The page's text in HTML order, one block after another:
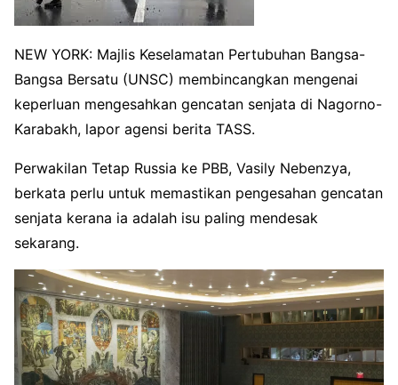
NEW YORK: Majlis Keselamatan Pertubuhan Bangsa-
Bangsa Bersatu (UNSC) membincangkan mengenai
keperluan mengesahkan gencatan senjata di Nagorno-
Karabakh, lapor agensi berita TASS.
Perwakilan Tetap Russia ke PBB, Vasily Nebenzya,
berkata perlu untuk memastikan pengesahan gencatan
senjata kerana ia adalah isu paling mendesak
sekarang.